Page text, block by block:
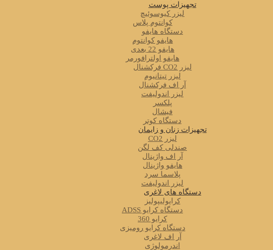
تجهیزات پوست
لیزر کیوسوئیچ
کوانتوم پلاس
دستگاه هایفو
هایفو کوانتوم
هایفو 22 بعدی
هایفو اولترافورمر
لیزر CO2 فرکشنال
لیزر تیتانیوم
آر اف فرکشنال
لیزر اندولیفت
پلکسر
فیشال
دستگاه کوتر
تجهیزات زنان و زایمان
لیزر CO2
صندلی کف لگن
آر اف واژینال
هایفو واژینال
پلاسما سرد
لیزر اندولیفت
دستگاه های لاغری
کرایولیپولیز
دستگاه کرایو ADSS
کرایو 360
دستگاه کرایو رومیزی
آر اف لاغری
اندرمولوژی